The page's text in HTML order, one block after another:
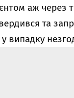
аж
та
випадку